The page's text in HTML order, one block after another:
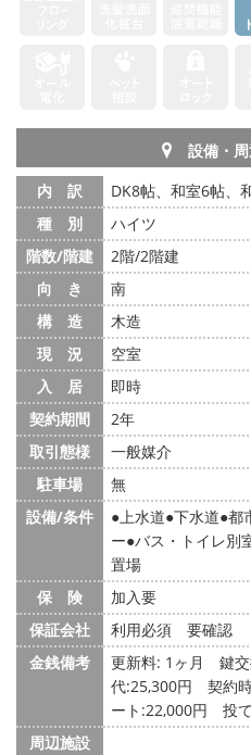
設備・
内 訳
DK8帖、和室6帖、
種 別
ハイツ
階数/階建
2階/2階建
向 き
南
構 造
木造
現 況
空室
入 居
即時
契約期間
2年
取引態様
一般媒介
駐車場
無
設備/条件
上水道 下水道 都
ー バス・トイレ別
置場
保 険
加入要
保証会社
利用必須 要確認
金銭備考
更新料: 1ヶ月 鍵
代:25,300円 契約
ート:22,000円 投
周辺施設